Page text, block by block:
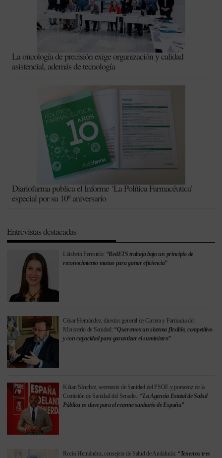
La oncología de precisión exige organización y calidad
asistencial, además de tecnología
Diariofarma publica el Informe ‘La Política Farmacéutica’
especial por su 10º aniversario
Entrevistas destacadas
Lilisbeth Perestelo: “RedETS trabaja bajo un principio de
reconocimiento mutuo para ganar eficiencia”
César Hernández, director general de Cartera y Farmacia del
Ministerio de Sanidad: “Queremos un sistema flexible, competitivo
y con capacidad para garantizar el suministro”
Kilian Sánchez, secretario de Sanidad del PSOE y portavoz de la
Comisión de Sanidad del Senado.: “La Agencia Estatal de Salud
Pública es clave para el rearme sanitario de España”
Rocío Hernández, consejera de Salud de Andalucía: “Tenemos tres